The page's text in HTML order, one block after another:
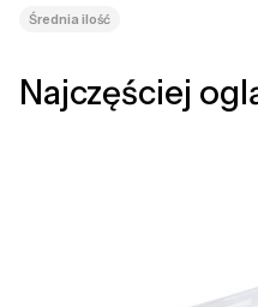
Średnia ilość
Najczęściej